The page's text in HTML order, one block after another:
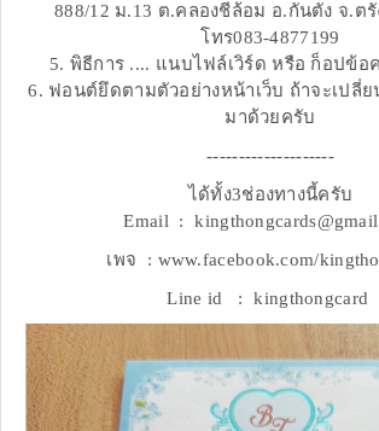
888/12 ม.13 ต.คลองชีล้อม อ.กันตัง จ.ตรั
โทร083-4877199
5. พิธีการ .... แนบไฟล์เวิร์ด หรือ ก็อปข้อ
6. ฟอนต์ยึดตามตัวอย่างหน้าเว็บ ถ้าจะเปลี่
มาด้วยครับ
--------------------
ได้ทั้ง3ช่องทางนี้ครับ
Email :
เพจ : www.facebook.com/
Line id : kingthongcard